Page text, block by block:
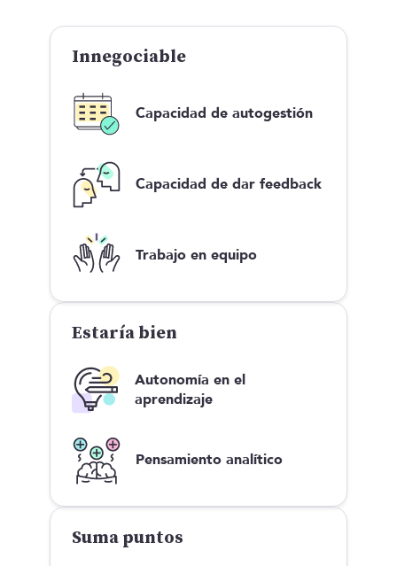
Innegociable
Capacidad de autogestión
Capacidad de dar feedback
Trabajo en equipo
Estaría bien
Autonomía en el
aprendizaje
Pensamiento analítico
Suma puntos